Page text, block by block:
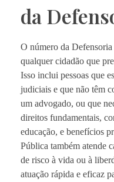
da
O número da
qualquer cidadão que
Isso inclui pessoas que
judiciais e que não têm
um advogado, ou que
direitos fundamentais,
educação, e benefícios
Pública também atende
de risco à vida ou à
atuação rápida e eficaz